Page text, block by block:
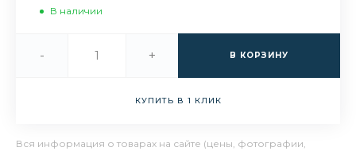
В наличии
- + В КОРЗИНУ
КУПИТЬ В 1 КЛИК
Вся информация о товарах на сайте (цены, фотографии,